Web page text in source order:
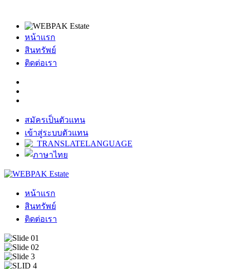
หน้าแรก
สินทรัพย์
ติดต่อเรา
สมัครเป็นตัวแทน
เข้าสู่ระบบตัวแทน
หน้าแรก
สินทรัพย์
ติดต่อเรา